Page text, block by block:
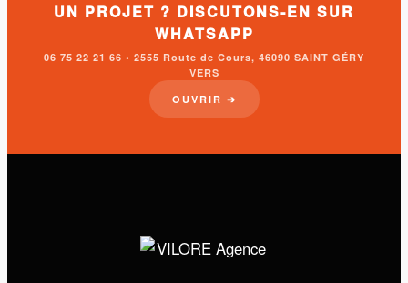
UN PROJET ? DISCUTONS-EN SUR
WHATSAPP
06 75 22 21 66 • 2555 Route de Cours, 46090 SAINT GÉRY
VERS
OUVRIR ➔